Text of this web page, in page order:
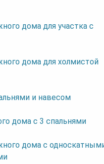
дома для участка с
дома для холмистой
и навесом
дома с 3 спальнями
дома с